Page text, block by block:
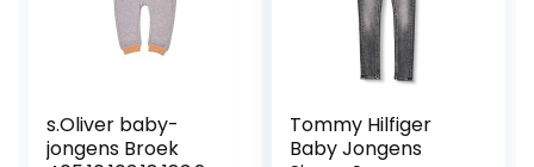
s.Oliver baby-
jongens Broek
Tommy Hilfiger
Baby Jongens